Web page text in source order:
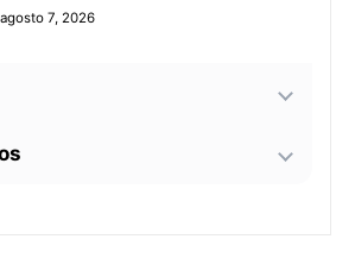
agosto 7, 2026
Tecnología y BIM ganan terreno en